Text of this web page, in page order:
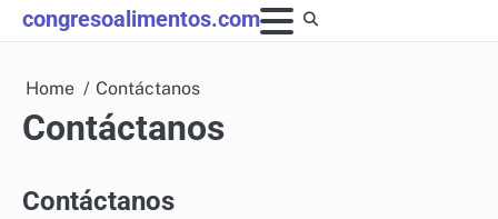
Skip
to
congresoalimentos.com
Home Contáctanos
Contáctanos
Contáctanos